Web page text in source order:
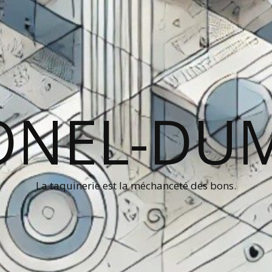
La taquinerie est la méchanceté des bons.